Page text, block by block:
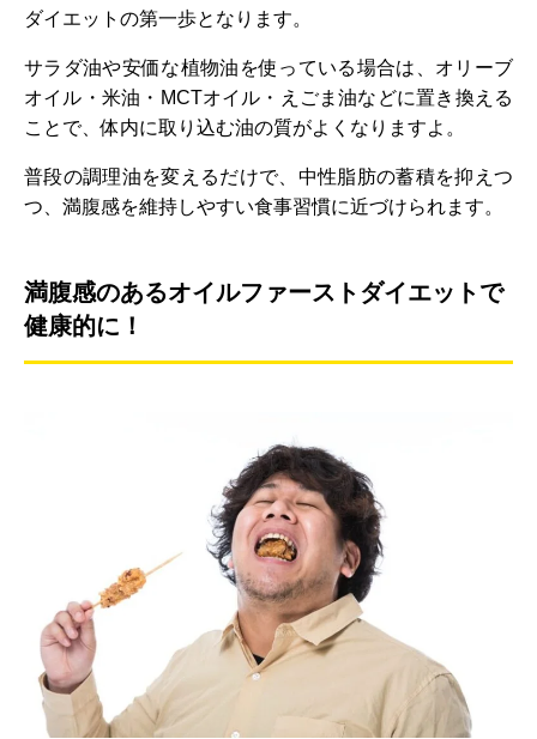
ダイエットの第一歩となります。
サラダ油や安価な植物油を使っている場合は、オリーブ
オイル・米油・MCTオイル・えごま油などに置き換える
ことで、体内に取り込む油の質がよくなりますよ。
普段の調理油を変えるだけで、中性脂肪の蓄積を抑えつ
つ、満腹感を維持しやすい食事習慣に近づけられます。
満腹感のあるオイルファーストダイエットで
健康的に！